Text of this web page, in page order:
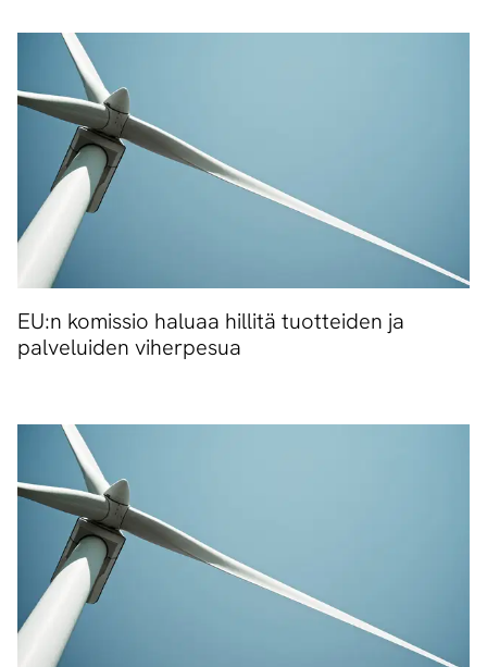
EU:n komissio haluaa hillitä tuotteiden ja
palveluiden viherpesua